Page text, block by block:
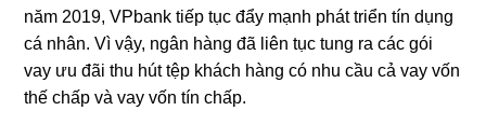
năm 2019, VPbank tiếp tục đẩy mạnh phát triển tín dụng
cá nhân. Vì vậy, ngân hàng đã liên tục tung ra các gói
vay ưu đãi thu hút tệp khách hàng có nhu cầu cả vay vốn
thế chấp và vay vốn tín chấp.